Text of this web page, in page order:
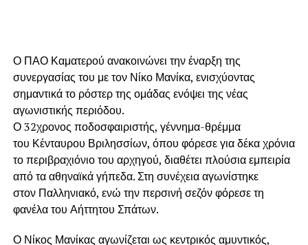
Ο ΠΑΟ Καματερού ανακοινώνει την έναρξη της
συνεργασίας του με τον Νίκο Μανίκα, ενισχύοντας
σημαντικά το ρόστερ της ομάδας ενόψει της νέας
αγωνιστικής περιόδου.
Ο 32χρονος ποδοσφαιριστής, γέννημα-θρέμμα
του Κένταυρου Βριλησσίων, όπου φόρεσε για δέκα χρόνια
το περιβραχιόνιο του αρχηγού, διαθέτει πλούσια εμπειρία
από τα αθηναϊκά γήπεδα. Στη συνέχεια αγωνίστηκε
στον Παλληνιακό, ενώ την περσινή σεζόν φόρεσε τη
φανέλα του Αήττητου Σπάτων.
Ο Νίκος Μανίκας αγωνίζεται ως κεντρικός αμυντικός,